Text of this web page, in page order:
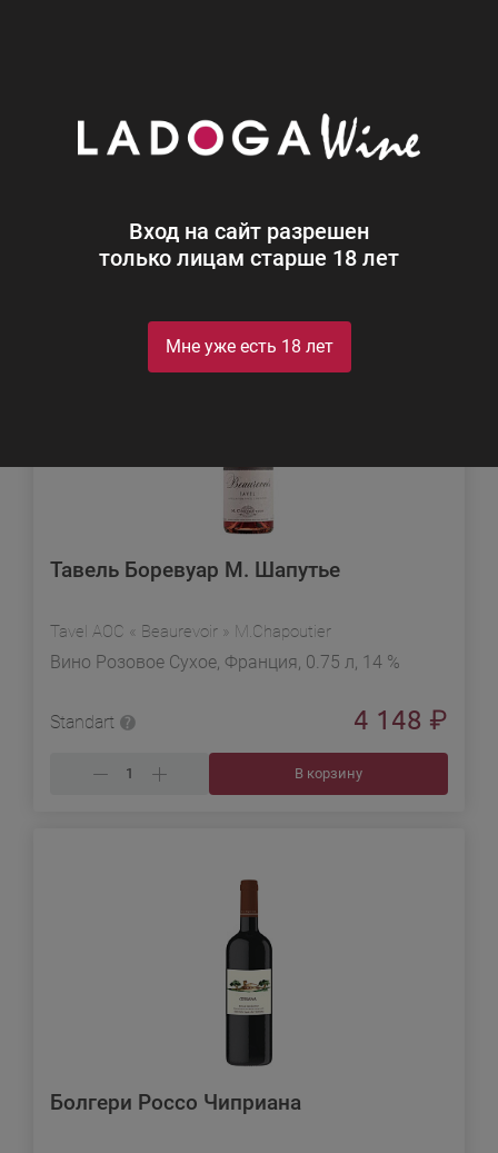
Вход на сайт разрешен
только лицам старше 18 лет
Мне уже есть 18 лет
Вино
Сортировка
Тавель Боревуар М. Шапутье
Tavel AOC « Beaurevoir » M.Chapoutier
Вино Розовое Сухое, Франция, 0.75 л, 14 %
Standart 4 148 ₽
В корзину
Болгери Россо Чиприана